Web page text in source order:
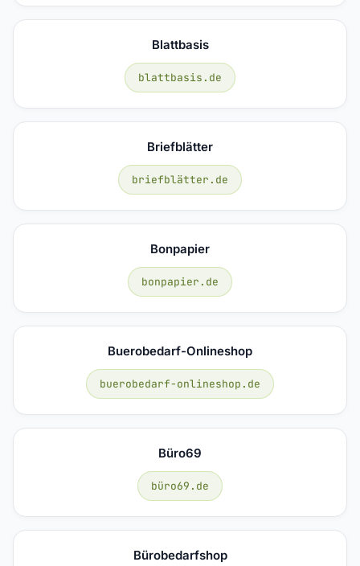
Blattbasis
blattbasis.de
Briefblätter
briefblätter.de
Bonpapier
bonpapier.de
Buerobedarf-Onlineshop
buerobedarf-onlineshop.de
Büro69
büro69.de
Bürobedarfshop